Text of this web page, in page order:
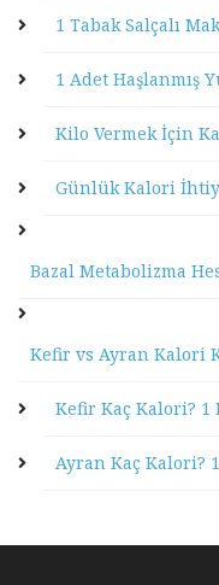
1 Tabak Salçalı
1 Adet Haşlanmış
Kilo Vermek İçin
Günlük Kalori
Bazal Metabolizma
Kefir vs Ayran Kalori
Kefir Kaç Kalori? 1
Ayran Kaç Kalori?